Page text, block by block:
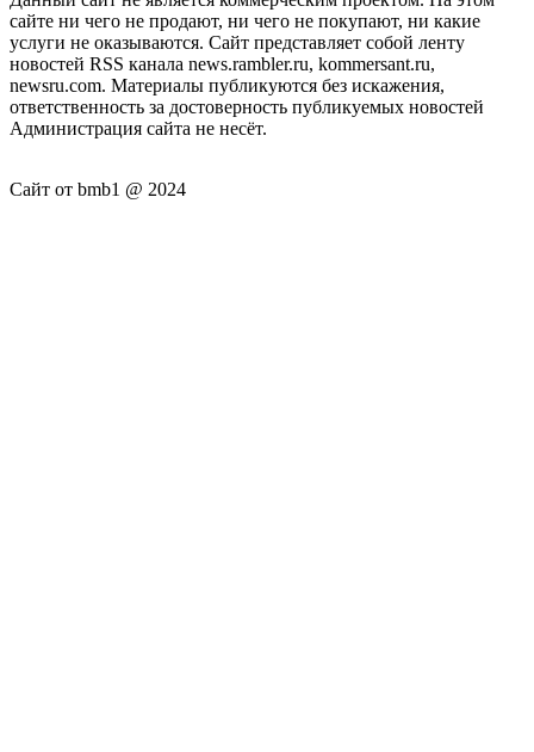
сайте ни чего не продают, ни чего не покупают, ни какие
услуги не оказываются. Сайт представляет собой ленту
новостей RSS канала news.rambler.ru, kommersant.ru,
newsru.com. Материалы публикуются без искажения,
ответственность за достоверность публикуемых новостей
Администрация сайта не несёт.
Сайт от bmb1 @ 2024